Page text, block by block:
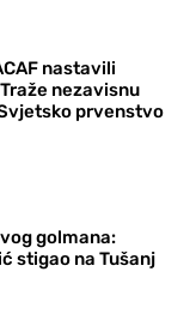
nastavili
nezavisnu
prvenstvo
golmana:
stigao na Tušanj